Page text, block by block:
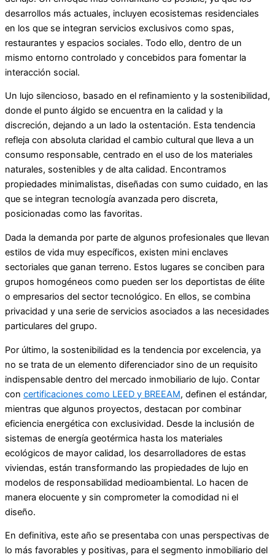
desarrollos más actuales, incluyen ecosistemas residenciales
en los que se integran servicios exclusivos como spas,
restaurantes y espacios sociales. Todo ello, dentro de un
mismo entorno controlado y concebidos para fomentar la
interacción social.
Un lujo silencioso, basado en el refinamiento y la sostenibilidad,
donde el punto álgido se encuentra en la calidad y la
discreción, dejando a un lado la ostentación. Esta tendencia
refleja con absoluta claridad el cambio cultural que lleva a un
consumo responsable, centrado en el uso de los materiales
naturales, sostenibles y de alta calidad. Encontramos
propiedades minimalistas, diseñadas con sumo cuidado, en las
que se integran tecnología avanzada pero discreta,
posicionadas como las favoritas.
Dada la demanda por parte de algunos profesionales que llevan
estilos de vida muy específicos, existen mini enclaves
sectoriales que ganan terreno. Estos lugares se conciben para
grupos homogéneos como pueden ser los deportistas de élite
o empresarios del sector tecnológico. En ellos, se combina
privacidad y una serie de servicios asociados a las necesidades
particulares del grupo.
Por último, la sostenibilidad es la tendencia por excelencia, ya
no se trata de un elemento diferenciador sino de un requisito
indispensable dentro del mercado inmobiliario de lujo. Contar
con certificaciones como LEED y BREEAM, definen el estándar,
mientras que algunos proyectos, destacan por combinar
eficiencia energética con exclusividad. Desde la inclusión de
sistemas de energía geotérmica hasta los materiales
ecológicos de mayor calidad, los desarrolladores de estas
viviendas, están transformando las propiedades de lujo en
modelos de responsabilidad medioambiental. Lo hacen de
manera elocuente y sin comprometer la comodidad ni el
diseño.
En definitiva, este año se presentaba con unas perspectivas de
lo más favorables y positivas, para el segmento inmobiliario del